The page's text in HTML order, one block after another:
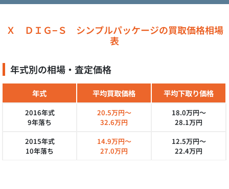
Ｘ ＤＩＧ−Ｓ シンプルパッケージの買取価格相場
表
年式別の相場・査定価格
年式 平均買取価格 平均下取り価格
2016年式
9年落ち
20.5万円～
32.6万円
18.0万円～
28.1万円
2015年式
10年落ち
14.9万円～
27.0万円
12.5万円～
22.4万円